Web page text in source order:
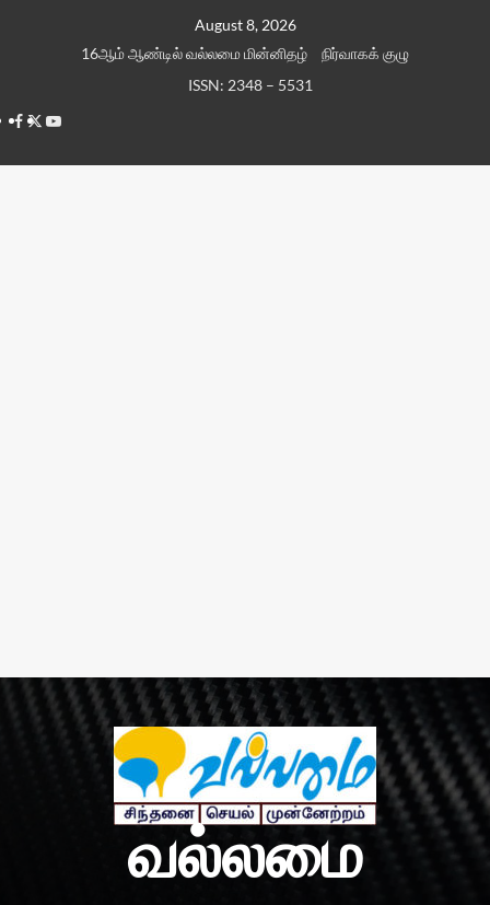
August 8, 2026
16ஆம் ஆண்டில் வல்லமை மின்னிதழ்
நிர்வாகக் குழு
ISSN: 2348 – 5531
Facebook
TwitterYoutube
வல்லமை